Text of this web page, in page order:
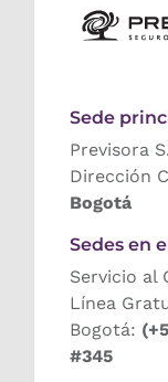
Sede
Previsora
Dirección
Bogotá
Sedes en
Servicio al
Línea
Bogotá:
#345